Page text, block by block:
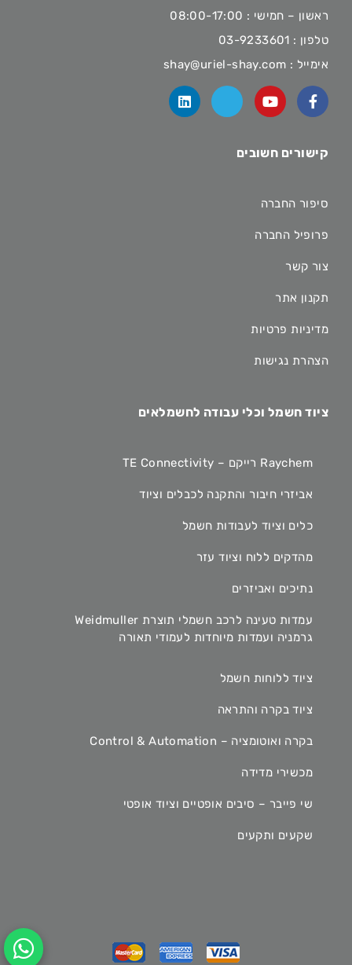
ראשון – חמישי : 08:00-17:00
טלפון : 03-9233601
אימייל : shay@uriel-shay.com
קישורים חשובים
סיפור החברה
פרופיל החברה
צור קשר
תקנון אתר
מדיניות פרטיות
הצהרת נגישות
ציוד חשמל וכלי עבודה לחשמלאים
Raychem רייקם – TE Connectivity
אביזרי חיבור והתקנה לכבלים וציוד
כלים וציוד לעבודות חשמל
מהדקים ללוח וציוד עזר
נתיכים ואביזרים
עמדות טעינה לרכב חשמלי תוצרת Weidmuller
גרמניה ועמדות מיוחדות לעמודי תאורה
ציוד ללוחות חשמל
ציוד בקרה והתראה
בקרה ואוטומציה – Control & Automation
מכשירי מדידה
שי פייבר – סיבים אופטיים וציוד אופטי
שקעים ותקעים